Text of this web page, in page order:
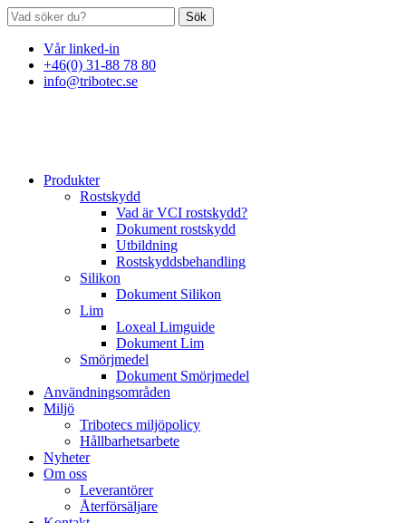
Sök
Vår linked-in
+46(0) 31-88 78 80
info@tribotec.se
Produkter
Rostskydd
Vad är VCI rostskydd?
Dokument rostskydd
Utbildning
Rostskyddsbehandling
Silikon
Dokument Silikon
Lim
Loxeal Limguide
Dokument Lim
Smörjmedel
Dokument Smörjmedel
Användningsområden
Miljö
Tribotecs miljöpolicy
Hållbarhetsarbete
Nyheter
Om oss
Leverantörer
Återförsäljare